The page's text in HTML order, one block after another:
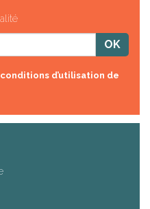
conditions d’utilisation de